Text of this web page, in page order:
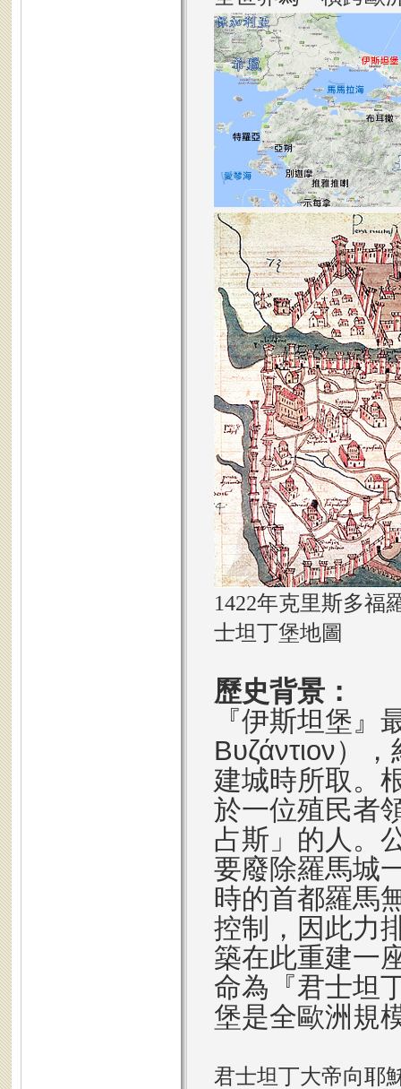
1422年克里斯多福
士坦丁堡地圖
歷史背景：
『伊斯坦堡』
Βυζάντιον）
建城時所取。
於一位殖民者
占斯」的人。
要廢除羅馬城
時的首都羅馬
控制，因此力
築在此重建一
命為『君士坦
堡是全歐洲規
君士坦丁大帝向耶